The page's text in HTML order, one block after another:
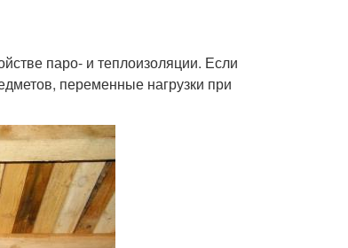
паро- и теплоизоляции. Если
переменные нагрузки при